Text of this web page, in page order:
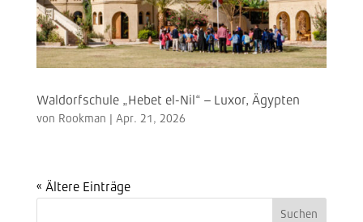
Waldorfschule „Hebet el-Nil“ – Luxor, Ägypten
von Rookman | Apr. 21, 2026
« Ältere Einträge
Suchen